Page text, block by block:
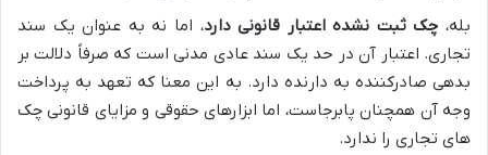
بله، چک ثبت نشده اعتبار قانونی دارد، اما نه به عنوان یک سند
تجاری. اعتبار آن در حد یک سند عادی مدنی است که صرفاً دلالت بر
بدهی صادرکننده به دارنده دارد. به این معنا که تعهد به پرداخت
وجه آن همچنان پابرجاست، اما ابزارهای حقوقی و مزایای قانونی چک
های تجاری را ندارد.